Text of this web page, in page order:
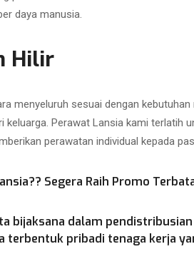
daya manusia.
Hilir
menyeluruh sesuai dengan
Perawat Lansia kami terlatih
perawatan individual kepada
Segera Raih Promo
bijaksana dalam
pribadi tenaga kerja